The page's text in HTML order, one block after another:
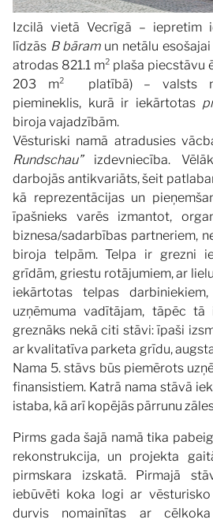
Izcilā vietā Vecrīgā – iepretim
līdzās B bāramun netālu esošajai
atrodas 821.1 m² plaša piecstāvu
203 m² platībā) – valsts
piemineklis, kurā ir iekārtotas
biroja vajadzībām.
Vēsturiski namā atradusies
Rundschau”izdevniecība.
darbojās antikvariāts, šeit
kā reprezentācijas un
īpašnieks varēs izmantot,
biznesa/sadarbības partneriem,
biroja telpām. Telpa ir grezni
grīdām, griestu rotājumiem, ar
iekārtotas telpas
uzņēmuma vadītājam, tāpēc
greznāks nekā citi stāvi: īpaši
ar kvalitatīva parketa grīdu,
Nama 5. stāvs būs piemērots
finansistiem. Katrā nama stāvā
istaba, kā arī kopējās pārrunu
Pirms gada šajā namā tika
rekonstrukcija, un projekta
pirmskara izskatā. Pirmajā
iebūvēti koka logi ar vēsturisko
durvis nomainītas ar